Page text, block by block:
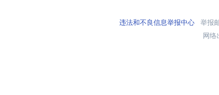
违法和不良信息举报中心举报
网